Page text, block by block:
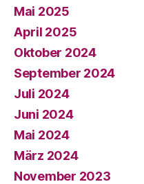
Mai 2025
April 2025
Oktober 2024
September 2024
Juli 2024
Juni 2024
Mai 2024
März 2024
November 2023